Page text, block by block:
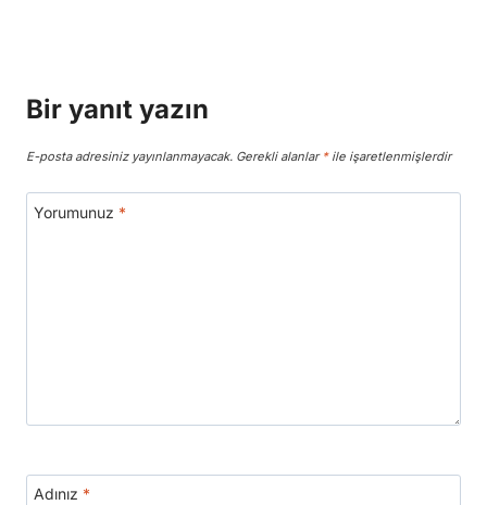
Bir yanıt yazın
E-posta adresiniz yayınlanmayacak. Gerekli alanlar *ile işaretlenmişlerdir
Yorumunuz *
Adınız *